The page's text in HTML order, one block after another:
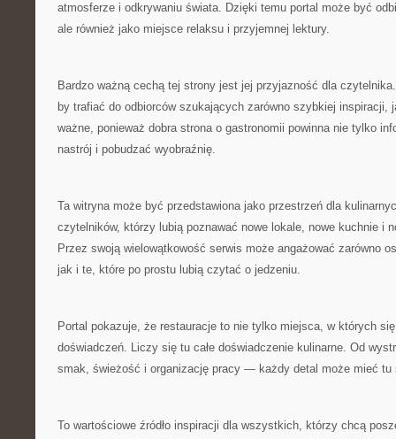
atmosferze i odkrywaniu świata. Dzięki temu portal może być
ale również jako miejsce relaksu i przyjemnej lektury.
Bardzo ważną cechą tej strony jest jej przyjazność dla
by trafiać do odbiorców szukających zarówno szybkiej inspiracji,
ważne, ponieważ dobra strona o gastronomii powinna nie tylko
nastrój i pobudzać wyobraźnię.
Ta witryna może być przedstawiona jako przestrzeń dla
czytelników, którzy lubią poznawać nowe lokale, nowe kuchnie i
Przez swoją wielowątkowość serwis może angażować zarówno
jak i te, które po prostu lubią czytać o jedzeniu.
Portal pokazuje, że restauracje to nie tylko miejsca, w których
doświadczeń. Liczy się tu całe doświadczenie kulinarne. Od
smak, świeżość i organizację pracy — każdy detal może mieć tu
To wartościowe źródło inspiracji dla wszystkich, którzy chcą